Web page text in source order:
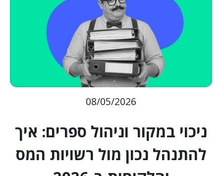
08/05/2026
ניכוי במקור וניהול ספרים: איך
להתנהל נכון מול רשויות המס